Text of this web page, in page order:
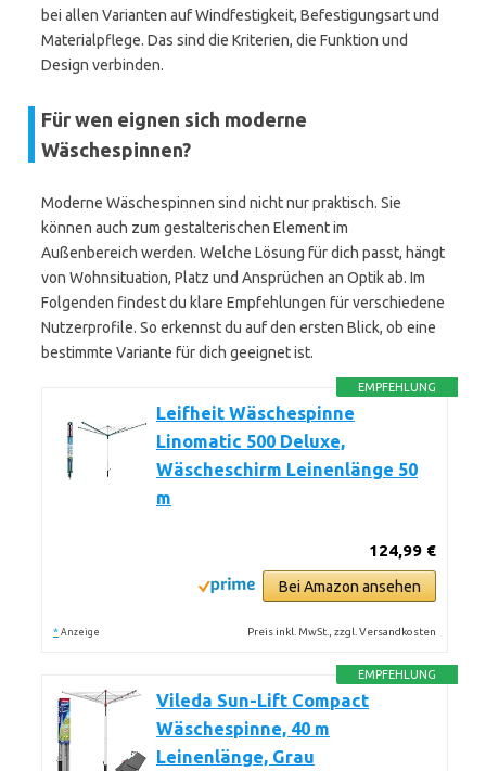
bei allen Varianten auf Windfestigkeit, Befestigungsart und
Materialpflege. Das sind die Kriterien, die Funktion und
Design verbinden.
Für wen eignen sich moderne
Wäschespinnen?
Moderne Wäschespinnen sind nicht nur praktisch. Sie
können auch zum gestalterischen Element im
Außenbereich werden. Welche Lösung für dich passt, hängt
von Wohnsituation, Platz und Ansprüchen an Optik ab. Im
Folgenden findest du klare Empfehlungen für verschiedene
Nutzerprofile. So erkennst du auf den ersten Blick, ob eine
bestimmte Variante für dich geeignet ist.
EMPFEHLUNG
Leifheit Wäschespinne
Linomatic 500 Deluxe,
Wäscheschirm Leinenlänge 50
m
124,99 €
Bei Amazon ansehen
* Anzeige Preis inkl. MwSt., zzgl. Versandkosten
EMPFEHLUNG
Vileda Sun-Lift Compact
Wäschespinne, 40 m
Leinenlänge, Grau